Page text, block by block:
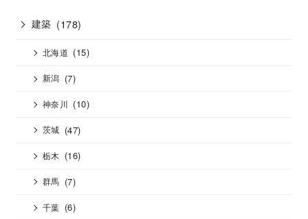
建築 (178)
北海道 (15)
新潟 (7)
神奈川 (10)
茨城 (47)
栃木 (16)
群馬 (7)
千葉 (6)